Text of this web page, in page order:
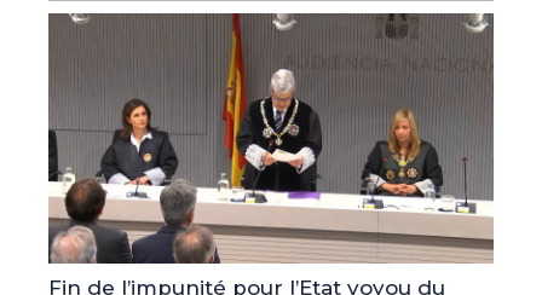
Fin de l’impunité pour l’Etat voyou du